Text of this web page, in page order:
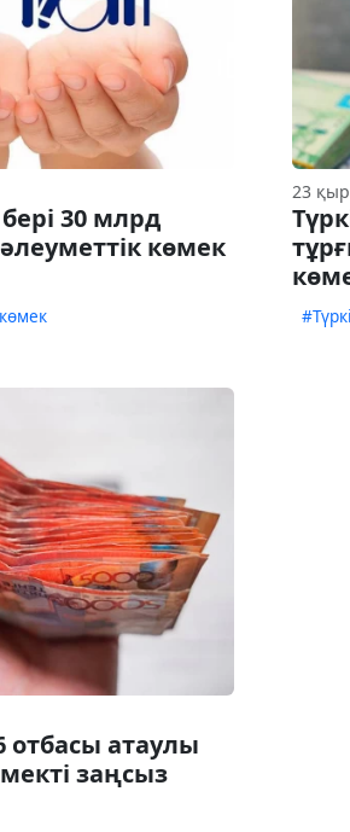
30 млрд
көмек
23
отбасы атаулы
заңсыз